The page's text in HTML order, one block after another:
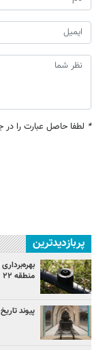
* لطفا حاصل عبارت را در
پربازدیدترین
منطقه ۲۲
پیوند